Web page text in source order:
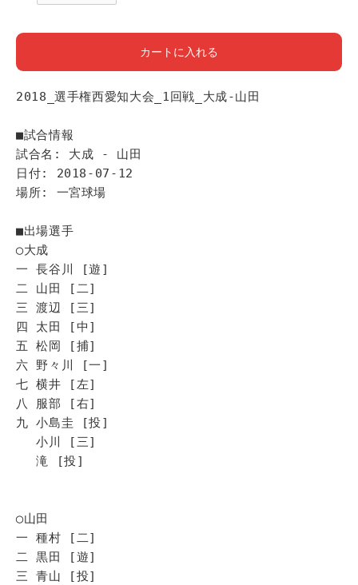
カートに入れる
2018_選手権西愛知大会_1回戦_大成-山田
■試合情報
試合名: 大成 - 山田
日付: 2018-07-12
場所: 一宮球場
■出場選手
◯大成
一 長谷川 [遊]
二 山田 [二]
三 渡辺 [三]
四 太田 [中]
五 松岡 [捕]
六 野々川 [一]
七 横井 [左]
八 服部 [右]
九 小島圭 [投]
小川 [三]
滝 [投]
◯山田
一 種村 [二]
二 黒田 [遊]
三 青山 [投]